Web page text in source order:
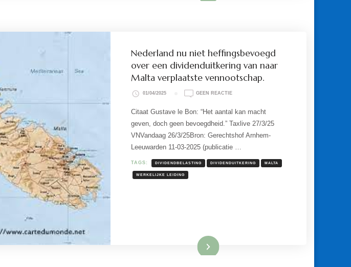
Nederland nu niet heffingsbevoegd
over een dividenduitkering van naar
Malta verplaatste vennootschap.
01/04/2025 GEEN REACTIEOP
NU
NIET
HEFFINGSBEVOEGD
EEN
DIVIDENDUITKERING
NAAR
Citaat Gustave le Bon: “Het aantal kan macht
geven, doch geen bevoegdheid.” Taxlive 27/3/25
VNVandaag 26/3/25Bron: Gerechtshof Arnhem-
Leeuwarden 11-03-2025 (publicatie …
TAGS: DIVIDENDBELASTING DIVIDENDUITKERING MALTA
WERKELIJKE LEIDING
Lees meer